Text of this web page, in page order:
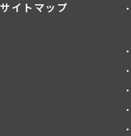
サイトマップ